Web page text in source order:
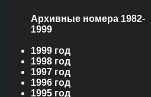
Архивные номера 1982-
1999
1999 год
1998 год
1997 год
1996 год
1995 год